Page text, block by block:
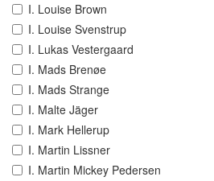
I. Louise Brown
I. Louise Svenstrup
I. Lukas Vestergaard
I. Mads Brenøe
I. Mads Strange
I. Malte Jäger
I. Mark Hellerup
I. Martin Lissner
I. Martin Mickey Pedersen